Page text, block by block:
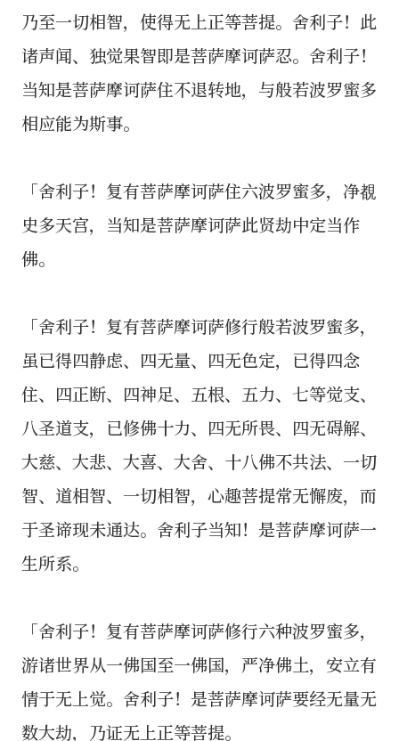
乃至一切相智，使得无上正等菩提。舍利子！此
诸声闻、独觉果智即是菩萨摩诃萨忍。舍利子！
当知是菩萨摩诃萨住不退转地，与般若波罗蜜多
相应能为斯事。
「舍利子！复有菩萨摩诃萨住六波罗蜜多，净覩
史多天宫，当知是菩萨摩诃萨此贤劫中定当作
佛。
「舍利子！复有菩萨摩诃萨修行般若波罗蜜多，
虽已得四静虑、四无量、四无色定，已得四念
住、四正断、四神足、五根、五力、七等觉支、
八圣道支，已修佛十力、四无所畏、四无碍解、
大慈、大悲、大喜、大舍、十八佛不共法、一切
智、道相智、一切相智，心趣菩提常无懈废，而
于圣谛现未通达。舍利子当知！是菩萨摩诃萨一
生所系。
「舍利子！复有菩萨摩诃萨修行六种波罗蜜多，
游诸世界从一佛国至一佛国，严净佛土，安立有
情于无上觉。舍利子！是菩萨摩诃萨要经无量无
数大劫，乃证无上正等菩提。